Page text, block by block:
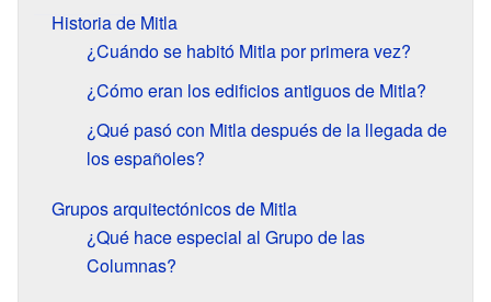
Historia de Mitla
¿Cuándo se habitó Mitla por primera vez?
¿Cómo eran los edificios antiguos de Mitla?
¿Qué pasó con Mitla después de la llegada de
los españoles?
Grupos arquitectónicos de Mitla
¿Qué hace especial al Grupo de las
Columnas?